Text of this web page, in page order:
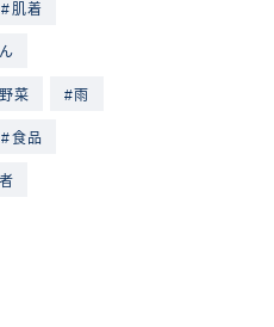
肌着
野菜 雨
食品